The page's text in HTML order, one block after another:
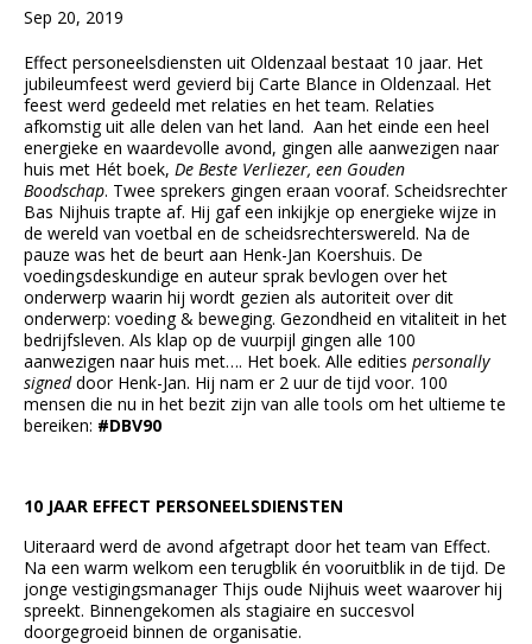
Sep 20, 2019
Effect personeelsdiensten uit Oldenzaal bestaat 10 jaar. Het
jubileumfeest werd gevierd bij Carte Blance in Oldenzaal. Het
feest werd gedeeld met relaties en het team. Relaties
afkomstig uit alle delen van het land. Aan het einde een heel
energieke en waardevolle avond, gingen alle aanwezigen naar
huis met Hét boek, De Beste Verliezer, een Gouden
Boodschap. Twee sprekers gingen eraan vooraf. Scheidsrechter
Bas Nijhuis trapte af. Hij gaf een inkijkje op energieke wijze in
de wereld van voetbal en de scheidsrechterswereld. Na de
pauze was het de beurt aan Henk-Jan Koershuis. De
voedingsdeskundige en auteur sprak bevlogen over het
onderwerp waarin hij wordt gezien als autoriteit over dit
onderwerp: voeding & beweging. Gezondheid en vitaliteit in het
bedrijfsleven. Als klap op de vuurpijl gingen alle 100
aanwezigen naar huis met…. Het boek. Alle edities personally
signeddoor Henk-Jan. Hij nam er 2 uur de tijd voor. 100
mensen die nu in het bezit zijn van alle tools om het ultieme te
bereiken: #DBV90
10 JAAR EFFECT PERSONEELSDIENSTEN
Uiteraard werd de avond afgetrapt door het team van Effect.
Na een warm welkom een terugblik én vooruitblik in de tijd. De
jonge vestigingsmanager Thijs oude Nijhuis weet waarover hij
spreekt. Binnengekomen als stagiaire en succesvol
doorgegroeid binnen de organisatie.